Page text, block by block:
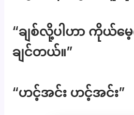
“ချစ်လို့ပါဟာ ကိုယ်မ
ချင်တယ်။”
“ဟင့်အင်း ဟင့်အင်း”